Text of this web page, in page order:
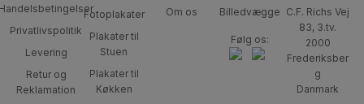
Privatlivspolitik
Levering
Retur og
Reklamation
Fotoplakater
Plakater til
Stuen
Plakater til
Køkken
Om os Billedvægge
Følg os:
C.F. Richs Vej
83, 3.tv.
2000
Frederiksber
g
Danmark